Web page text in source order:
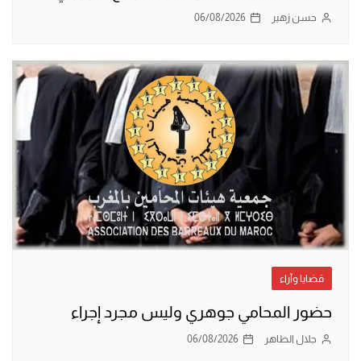
حسن زهير 06/08/2026
قضايا وآراء
حضور المحامي جوهري وليس مجرد إجراء
جلال الطاهر 06/08/2026